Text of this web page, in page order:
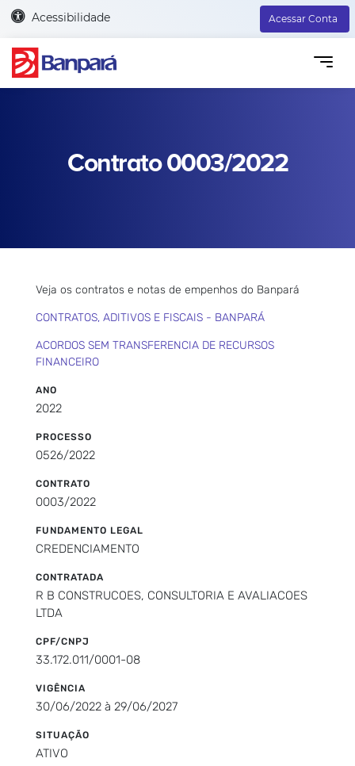
Acessibilidade Acessar Conta
Contrato 0003/2022
Veja os contratos e notas de empenhos do Banpará
CONTRATOS, ADITIVOS E FISCAIS - BANPARÁ
ACORDOS SEM TRANSFERENCIA DE RECURSOS
FINANCEIRO
ANO
2022
PROCESSO
0526/2022
CONTRATO
0003/2022
FUNDAMENTO LEGAL
CREDENCIAMENTO
CONTRATADA
R B CONSTRUCOES, CONSULTORIA E AVALIACOES
LTDA
CPF/CNPJ
33.172.011/0001-08
VIGÊNCIA
30/06/2022 à 29/06/2027
SITUAÇÃO
ATIVO